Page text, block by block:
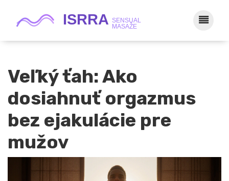
Veľký ťah: Ako
dosiahnuť orgazmus
bez ejakulácie pre
mužov